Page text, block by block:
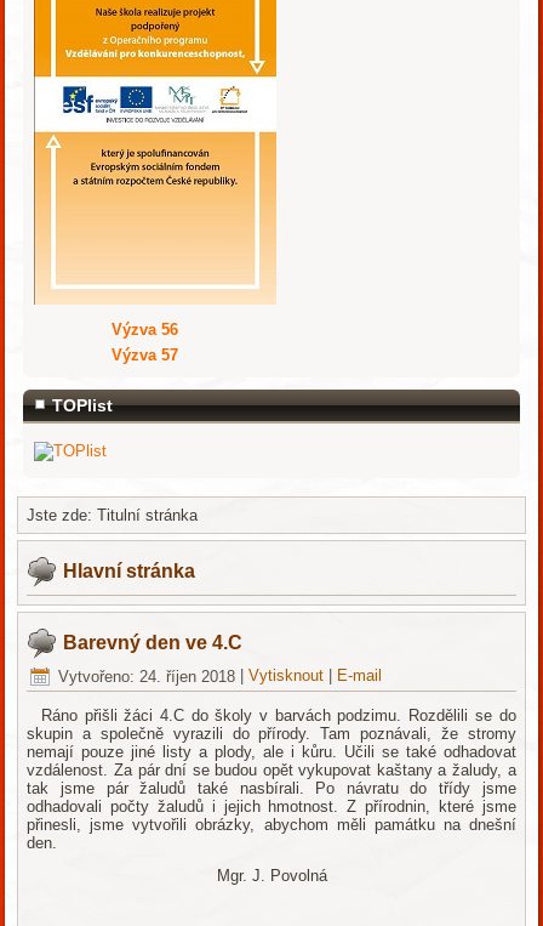
Výzva 56
Výzva 57
TOPlist
Jste zde:Titulní stránka
Hlavní stránka
Barevný den ve 4.C
Vytvořeno: 24. říjen 2018 |Vytisknout E-mail
Ráno přišli žáci 4.C do školy v barvách podzimu. Rozdělili se do
skupin a společně vyrazili do přírody. Tam poznávali, že stromy
nemají pouze jiné listy a plody, ale i kůru. Učili se také odhadovat
vzdálenost. Za pár dní se budou opět vykupovat kaštany a žaludy, a
tak jsme pár žaludů také nasbírali. Po návratu do třídy jsme
odhadovali počty žaludů i jejich hmotnost. Z přírodnin, které jsme
přinesli, jsme vytvořili obrázky, abychom měli památku na dnešní
den.
Mgr. J. Povolná